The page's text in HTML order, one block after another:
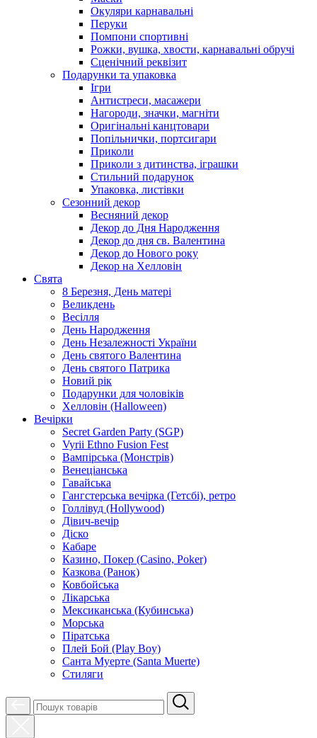
Окуляри карнавальні
Перуки
Помпони спортивні
Рожки, вушка, хвости, карнавальні обручі
Сценічний реквізит
Подарунки та упаковка
Ігри
Антистреси, масажери
Нагороди, значки, магніти
Оригінальні канцтовари
Попільнички, портсигари
Приколи
Приколи з дитинства, іграшки
Стильний подарунок
Упаковка, листівки
Сезонний декор
Весняний декор
Декор до Дня Народження
Декор до дня св. Валентина
Декор до Нового року
Декор на Хелловін
Свята
8 Березня, День матері
Великдень
Весілля
День Народження
День Незалежності України
День святого Валентина
День святого Патрика
Новий рік
Подарунки для чоловіків
Хелловін (Halloween)
Вечірки
Secret Garden Party (SGP)
Vyrii Ethno Fusion Fest
Вампірська (Монстрів)
Венеціанська
Гавайська
Гангстерська вечірка (Гетсбі), ретро
Голлівуд (Hollywood)
Дівич-вечір
Діско
Кабаре
Казино, Покер (Casino, Poker)
Казкова (Ранок)
Ковбойська
Лікарська
Мексиканська (Кубинська)
Морська
Піратська
Плей Бой (Play Boy)
Санта Муерте (Santa Muerte)
Стиляги